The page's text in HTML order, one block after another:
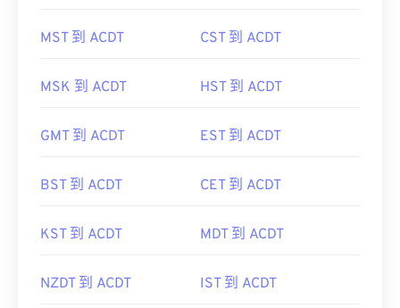
MST 到 ACDT CST 到 ACDT
MSK 到 ACDT HST 到 ACDT
GMT 到 ACDT EST 到 ACDT
BST 到 ACDT CET 到 ACDT
KST 到 ACDT MDT 到 ACDT
NZDT 到 ACDT IST 到 ACDT